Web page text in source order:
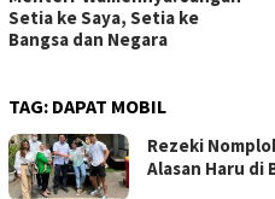
Setia ke Saya, Setia ke
Bangsa dan Negara
TAG: DAPAT MOBIL
Rezeki
Alasan Haru di